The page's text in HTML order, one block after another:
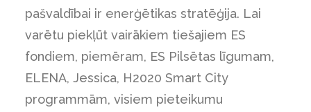
pašvaldībai ir enerģētikas stratēģija. Lai
varētu piekļūt vairākiem tiešajiem ES
fondiem, piemēram, ES Pilsētas līgumam,
ELENA, Jessica, H2020 Smart City
programmām, visiem pieteikumu